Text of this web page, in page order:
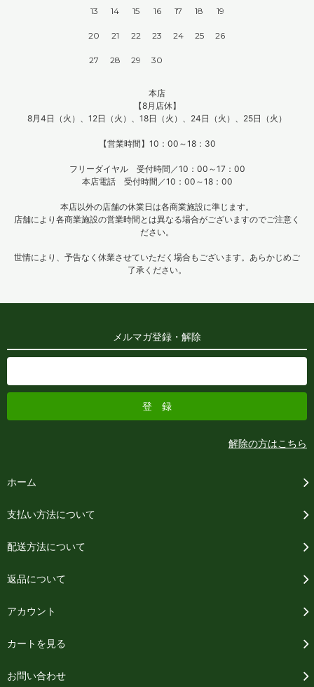
13 14 15 16 17 18 19
20 21 22 23 24 25 26
27 28 29 30
本店
【8月店休】
8月4日（火）、12日（火）、18日（火）、24日（火）、25日（火）
【営業時間】10：00～18：30
フリーダイヤル 受付時間／10：00～17：00
本店電話 受付時間／10：00～18：00
本店以外の店舗の休業日は各商業施設に準じます。
店舗により各商業施設の営業時間とは異なる場合がございますのでご注意く
ださい。
世情により、予告なく休業させていただく場合もございます。あらかじめご
了承ください。
メルマガ登録・解除
解除の方はこちら
ホーム
支払い方法について
配送方法について
返品について
アカウント
カートを見る
お問い合わせ